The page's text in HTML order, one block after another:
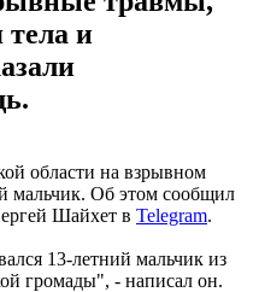
тела и
области на взрывном
мальчик. Об этом сообщил
Шайхет в Telegram.
13-летний мальчик из
громады", - написал он.